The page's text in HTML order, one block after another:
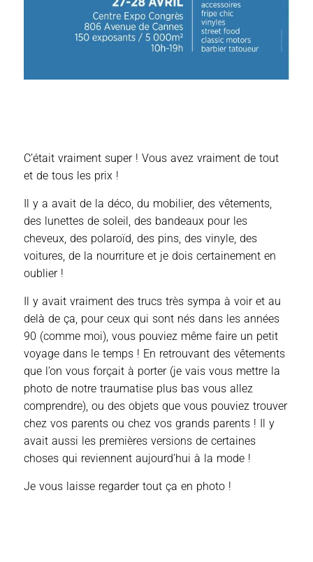
C’était vraiment super ! Vous avez vraiment de tout
et de tous les prix !
Il y a avait de la déco, du mobilier, des vêtements,
des lunettes de soleil, des bandeaux pour les
cheveux, des polaroïd, des pins, des vinyle, des
voitures, de la nourriture et je dois certainement en
oublier !
Il y avait vraiment des trucs très sympa à voir et au
delà de ça, pour ceux qui sont nés dans les années
90 (comme moi), vous pouviez même faire un petit
voyage dans le temps ! En retrouvant des vêtements
que l’on vous forçait à porter (je vais vous mettre la
photo de notre traumatise plus bas vous allez
comprendre), ou des objets que vous pouviez trouver
chez vos parents ou chez vos grands parents ! Il y
avait aussi les premières versions de certaines
choses qui reviennent aujourd’hui à la mode !
Je vous laisse regarder tout ça en photo !